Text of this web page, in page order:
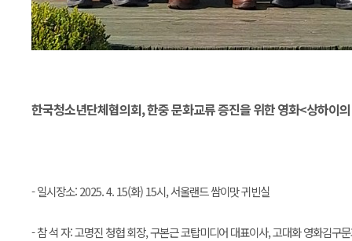
한국청소년단체협의회, 한중 문화교류 증진을 위한 영화<상하이
- 일시장소: 2025. 4. 15(화) 15시, 서울랜드 쌈이맛 귀빈실
- 참 석 자: 고명진 청협 회장, 구본근 코탑미디어 대표이사, 고대화 영화김구